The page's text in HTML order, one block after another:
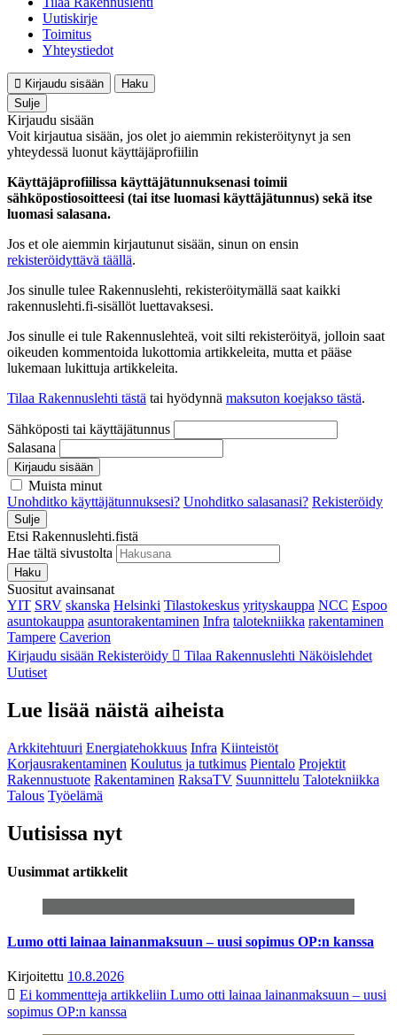
Uutiskirje
Toimitus
Yhteystiedot
Kirjaudu sisään
Haku
Sulje
Kirjaudu sisään
Voit kirjautua sisään, jos olet jo aiemmin rekisteröitynyt ja sen
yhteydessä luonut käyttäjäprofiilin
Käyttäjäprofiilissa käyttäjätunnuksenasi toimii
sähköpostiosoitteesi (tai itse luomasi käyttäjätunnus) sekä itse
luomasi salasana.
Jos et ole aiemmin kirjautunut sisään, sinun on ensin
rekisteröidyttävä täällä.
Jos sinulle tulee Rakennuslehti, rekisteröitymällä saat kaikki
rakennuslehti.fi-sisällöt luettavaksesi.
Jos sinulle ei tule Rakennuslehteä, voit silti rekisteröityä, jolloin saat
oikeuden kommentoida lukottomia artikkeleita, mutta et pääse
lukemaan lukittuja artikkeleita.
Tilaa Rakennuslehti tästä tai hyödynnä maksuton koejakso tästä.
Sähköposti tai käyttäjätunnus
Salasana
Kirjaudu sisään
Muista minut
Unohditko käyttäjätunnuksesi? Unohditko salasanasi? Rekisteröidy
Sulje
Etsi Rakennuslehti.fistä
Hae tältä sivustolta
Haku
Suositut avainsanat
YIT SRV skanska Helsinki Tilastokeskus yrityskauppa NCC Espoo
asuntokauppa asuntorakentaminen Infra talotekniikka rakentaminen
Tampere Caverion
Kirjaudu sisään Rekisteröidy Tilaa Rakennuslehti Näköislehdet
Uutiset
Lue lisää näistä aiheista
Arkkitehtuuri Energiatehokkuus Infra Kiinteistöt
Korjausrakentaminen Koulutus ja tutkimus Pientalo Projektit
Rakennustuote Rakentaminen RaksaTV Suunnittelu Talotekniikka
Talous Työelämä
Uutisissa nyt
Uusimmat artikkelit
Lumo otti lainaa lainanmaksuun – uusi sopimus OP:n kanssa
Kirjoitettu 10.8.2026
Ei kommentteja artikkeliin Lumo otti lainaa lainanmaksuun – uusi
sopimus OP:n kanssa